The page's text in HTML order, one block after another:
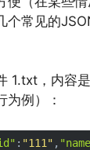
个常见的
1.txt，内容
为例）：
: "111" ,